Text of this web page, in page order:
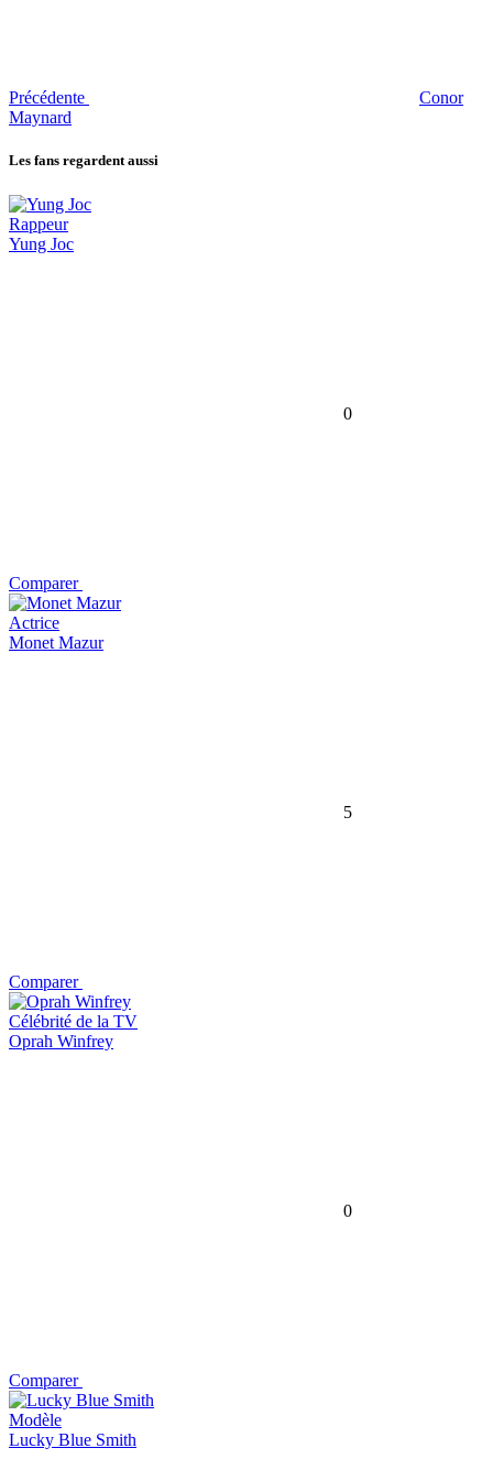
Précédente
Conor
Maynard
Les fans regardent aussi
Rappeur
Yung Joc
0
Comparer
Actrice
Monet Mazur
5
Comparer
Célébrité de la TV
Oprah Winfrey
0
Comparer
Modèle
Lucky Blue Smith